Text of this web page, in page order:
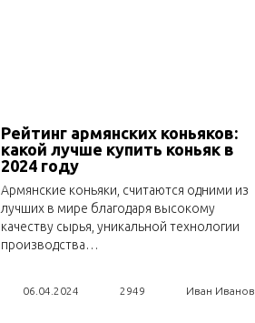
Рейтинг армянских коньяков:
какой лучше купить коньяк в
2024 году
Армянские коньяки, считаются одними из
лучших в мире благодаря высокому
качеству сырья, уникальной технологии
производства…
06.04.2024 2949 Иван Иванов